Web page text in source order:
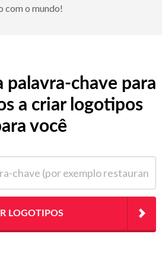
com o mundo!
palavra-chave para
a criar logotipos
você
LOGOTIPOS